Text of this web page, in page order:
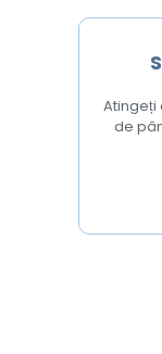
Atingeți
de